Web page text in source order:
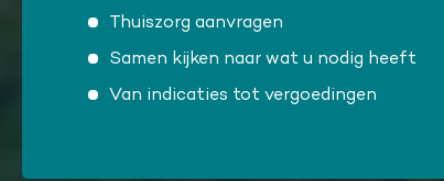
Thuiszorg aanvragen
Samen kijken naar wat u nodig heeft
Van indicaties tot vergoedingen